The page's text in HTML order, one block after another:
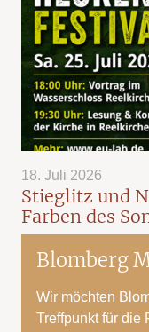
18. Juli 2026
Stieglitz und
Farben des
Blomberg
Wir möchten
Treffpunkt für die